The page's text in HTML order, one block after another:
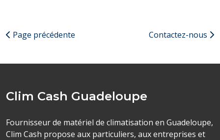
Page précédente Contactez-nous
Clim Cash Guadeloupe
Fournisseur de matériel de climatisation en Guadeloupe,
Clim Cash propose aux particuliers, aux entreprises et